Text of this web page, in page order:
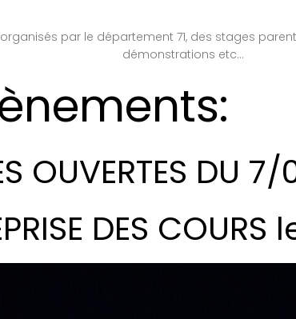
par le département 71, des stages
démonstrations etc…
OUVERTES DU
DES COURS